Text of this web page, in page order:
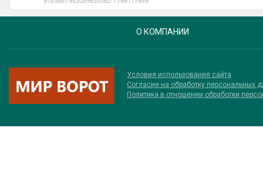
О КОМПАНИИ
Условия использования сайта
Соглаcие на обработку персональных
Политика в отношении обработки